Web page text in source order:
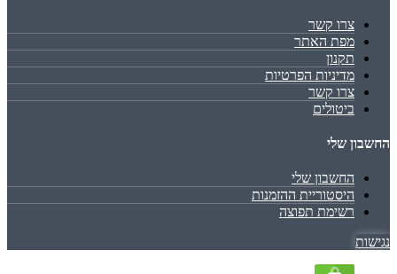
צרו קשר
מפת האתר
תקנון
מדיניות הפרטיות
צרו קשר
ביטולים
החשבון שלי
החשבון שלי
היסטוריית ההזמנות
רשימת תפוצה
נגישות